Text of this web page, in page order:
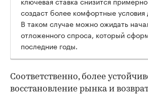
создаст более комфортные условия
В таком случае можно ожидать
отложенного спроса, который
последние годы.
Соответственно, более
восстановление рынка и